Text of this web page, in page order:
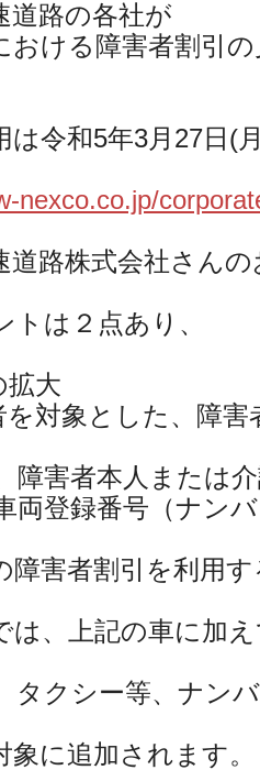
道路の各社が
おける障害者割引
は令和5年3月27日(
nexco.co.jp/
道路株式会社さん
トは２点あり、
拡大
を対象とした、障
障害者本人または
両登録番号（ナン
障害者割引を利用
は、上記の車に加
タクシー等、ナン
象に追加されます。